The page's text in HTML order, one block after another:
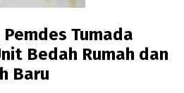
Tumada
Bedah Rumah dan
Baru